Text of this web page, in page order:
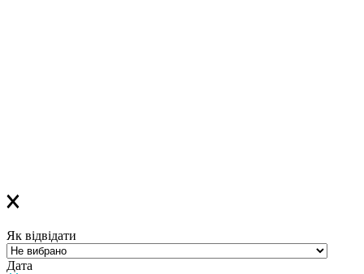
Як відвідати
Дата